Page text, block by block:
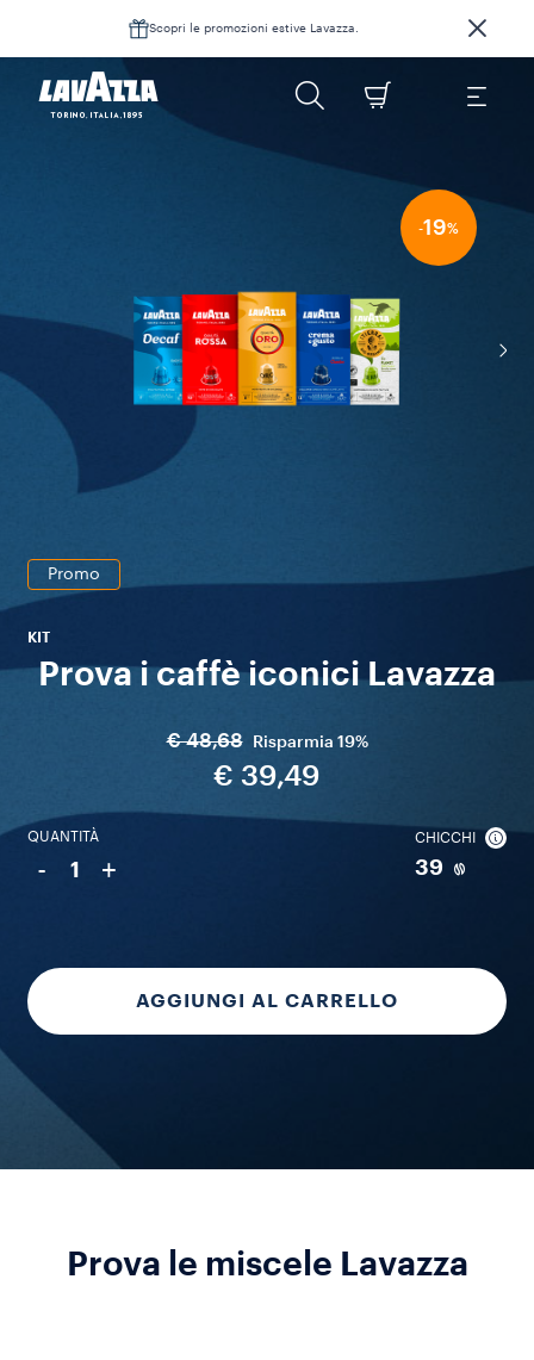
Scopri le promozioni estive Lavazza.
-19%
Promo
KIT
Prova i caffè iconici Lavazza
€ 48,68 Risparmia 19%
€ 39,49
QUANTITÀ
- 1 +
CHICCHI
39
AGGIUNGI AL CARRELLO
Prova le miscele Lavazza